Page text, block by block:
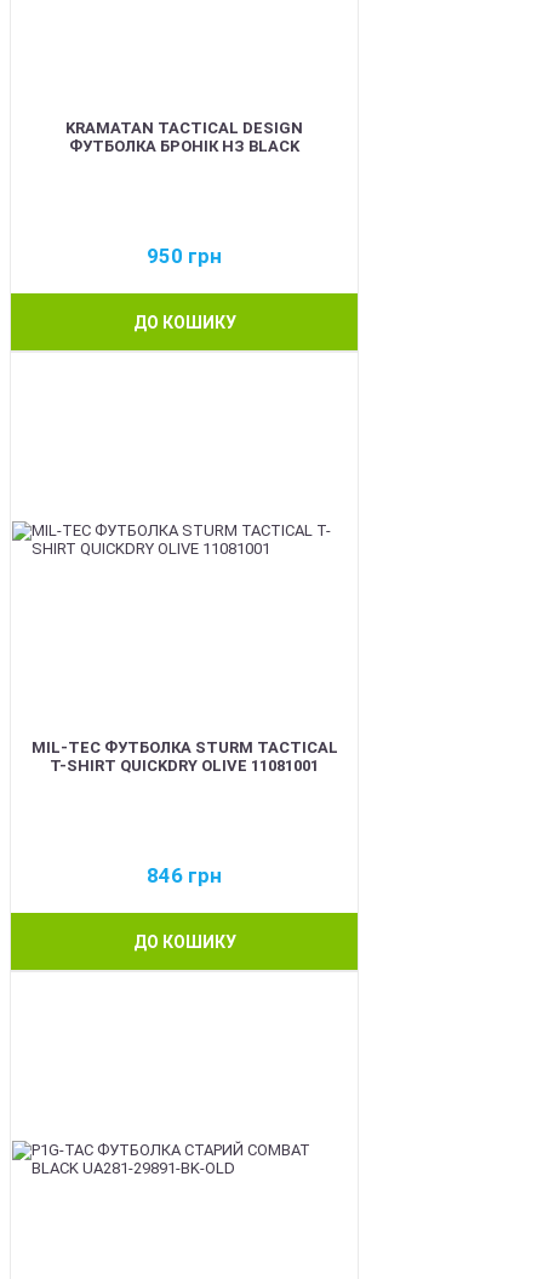
KRAMATAN TACTICAL DESIGN
ФУТБОЛКА БРОНІК НЗ BLACK
950 грн
ДО КОШИКУ
MIL-TEC ФУТБОЛКА STURM TACTICAL
T-SHIRT QUICKDRY OLIVE 11081001
846 грн
ДО КОШИКУ